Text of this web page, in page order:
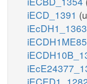
iECD_1391
iEcDH1_1363